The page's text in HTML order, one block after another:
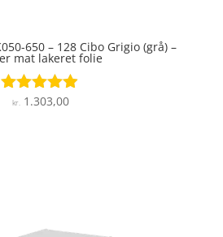
650 – 128 Cibo Grigio (grå) –
mat lakeret folie
Vurderet
kr.1.303,00